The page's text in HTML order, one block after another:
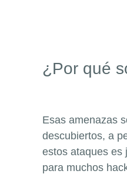
¿Por qué
Esas amenazas
descubiertos, a
estos ataques es
para muchos